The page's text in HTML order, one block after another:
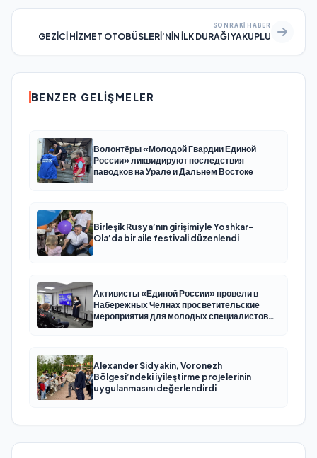
SONRAKI HABER
GEZİCİ HİZMET OTOBÜSLERİ’NİN İLK DURAĞI YAKUPLU
BENZER GELIŞMELER
Волонтёры «Молодой Гвардии Единой
России» ликвидируют последствия
паводков на Урале и Дальнем Востоке
Birleşik Rusya’nın girişimiyle Yoshkar-
Ola’da bir aile festivali düzenlendi
Активисты «Единой России» провели в
Набережных Челнах просветительские
мероприятия для молодых специалистов
Alexander Sidyakin, Voronezh
Bölgesi’ndeki iyileştirme projelerinin
uygulanmasını değerlendirdi